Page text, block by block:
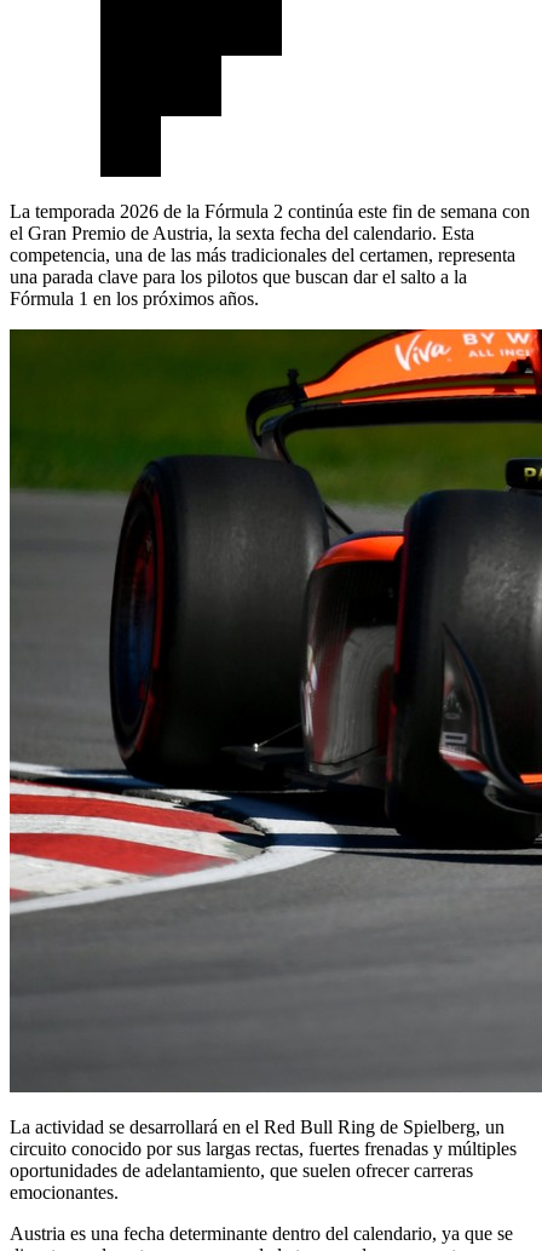
La temporada 2026 de la Fórmula 2 continúa este fin de semana con
el Gran Premio de Austria, la sexta fecha del calendario. Esta
competencia, una de las más tradicionales del certamen, representa
una parada clave para los pilotos que buscan dar el salto a la
Fórmula 1 en los próximos años.
La actividad se desarrollará en el Red Bull Ring de Spielberg, un
circuito conocido por sus largas rectas, fuertes frenadas y múltiples
oportunidades de adelantamiento, que suelen ofrecer carreras
emocionantes.
Austria es una fecha determinante dentro del calendario, ya que se